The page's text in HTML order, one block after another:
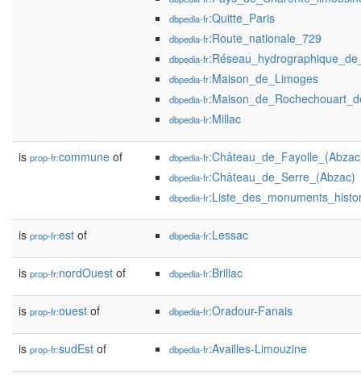
dbpedia-fr:Quitte_Paris
dbpedia-fr:Route_nationale_729
dbpedia-fr
dbpedia-fr:Maison_de_Limoges
dbpedia-fr
dbpedia-fr:Millac
is prop-fr:commune of dbpedia-fr
dbpedia-fr:Château_de_Serre_(Abzac)
dbpedia-fr
is prop-fr:est of dbpedia-fr:Lessac
is prop-fr:nordOuest of dbpedia-fr:Brillac
is prop-fr:ouest of dbpedia-fr:Oradour-Fanais
is prop-fr:sudEst of dbpedia-fr:Availles-Limouzine